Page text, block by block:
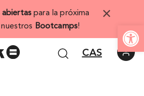
Abrir
abiertas para la próxima
Bootcamps!
×
CAS